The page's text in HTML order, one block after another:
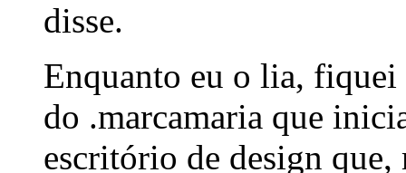
disse.
Enquanto eu o lia,
do .marcamaria que
escritório de design